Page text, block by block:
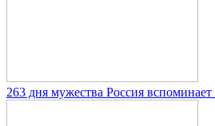
263 дня мужества Россия